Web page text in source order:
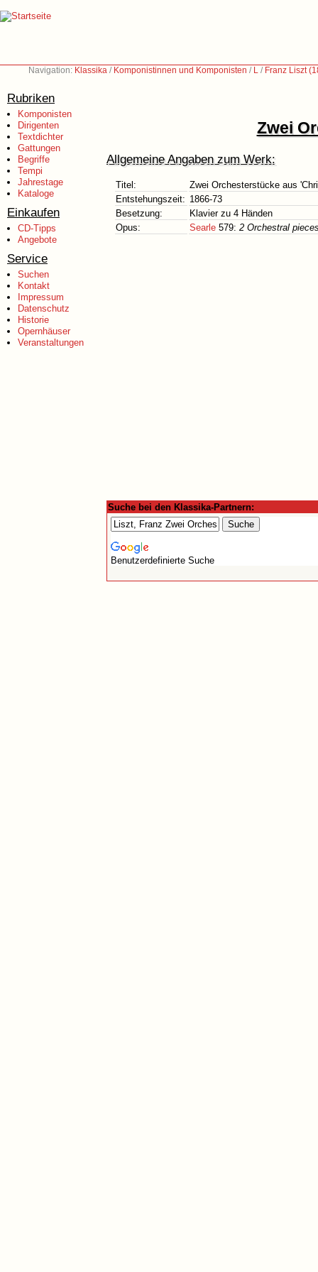
Navigation: Klassika / Komponistinnen und Komponisten / L / Franz Liszt
Rubriken
Komponisten
Dirigenten
Textdichter
Gattungen
Begriffe
Tempi
Jahrestage
Kataloge
Einkaufen
CD-Tipps
Angebote
Service
Suchen
Kontakt
Impressum
Datenschutz
Historie
Opernhäuser
Veranstaltungen
Zwei
Allgemeine Angaben zum Werk:
Titel:
Zwei Orchesterstücke aus
Entstehungszeit: 1866-73
Besetzung:
Klavier zu 4 Händen
Opus:
Searle 579: 2 Orchestral
Suche bei den Klassika-Partnern:
Benutzerdefinierte Suche